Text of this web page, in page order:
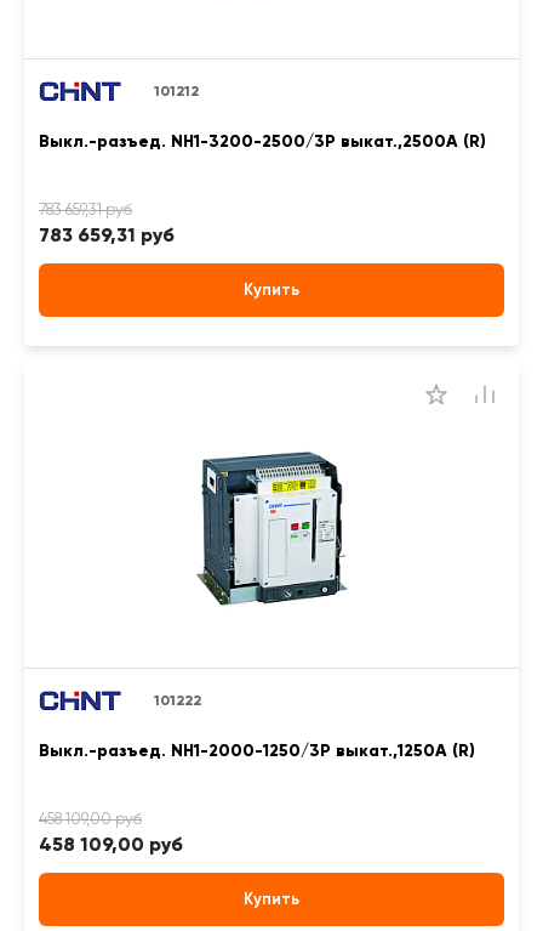
101212
Выкл.-разъед. NH1-3200-2500/3P выкат.,2500А (R)
783 659,31 руб
Купить
101222
Выкл.-разъед. NH1-2000-1250/3P выкат.,1250А (R)
458 109,00 руб
Купить